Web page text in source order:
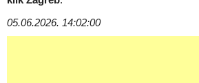
05.06.2026. 14:02:00